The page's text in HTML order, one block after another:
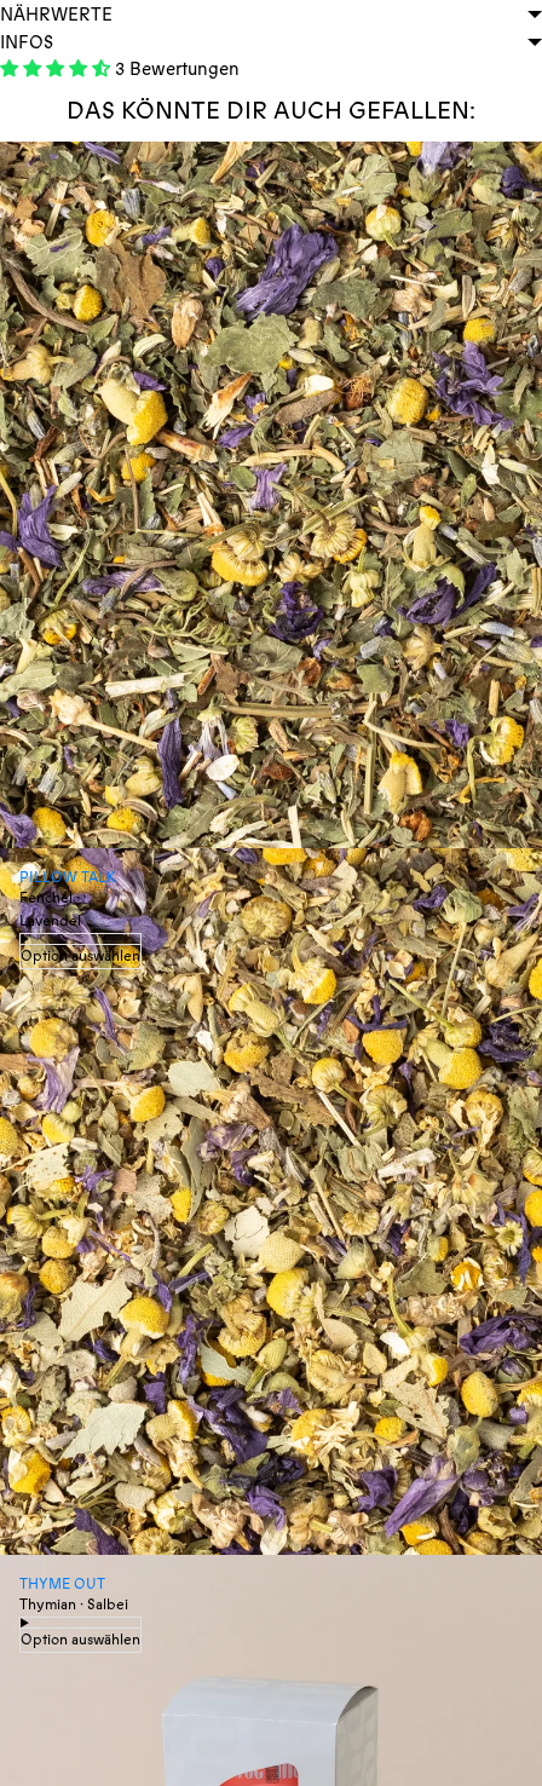
NÄHRWERTE
INFOS
3 Bewertungen
DAS KÖNNTE DIR AUCH GEFALLEN:
PILLOW TALK
Fenchel ·
Lavendel
Option auswählen
THYME OUT
Thymian · Salbei
Option auswählen